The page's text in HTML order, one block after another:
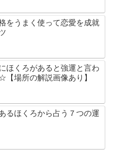
をうまく使って恋愛を成就
ほくろがあると強運と言わ
【場所の解説画像あり】
るほくろから占う７つの運